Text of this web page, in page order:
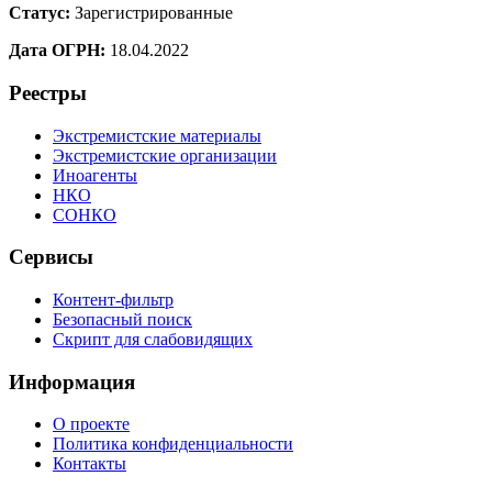
Статус: Зарегистрированные
Дата ОГРН: 18.04.2022
Реестры
Экстремистские материалы
Экстремистские организации
Иноагенты
НКО
СОНКО
Сервисы
Контент-фильтр
Безопасный поиск
Скрипт для слабовидящих
Информация
О проекте
Политика конфиденциальности
Контакты